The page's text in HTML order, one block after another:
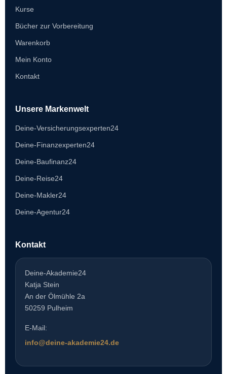
Kurse
Bücher zur Vorbereitung
Warenkorb
Mein Konto
Kontakt
Unsere Markenwelt
Deine-Versicherungsexperten24
Deine-Finanzexperten24
Deine-Baufinanz24
Deine-Reise24
Deine-Makler24
Deine-Agentur24
Kontakt
Deine-Akademie24
Katja Stein
An der Ölmühle 2a
50259 Pulheim
E-Mail:
info@deine-akademie24.de